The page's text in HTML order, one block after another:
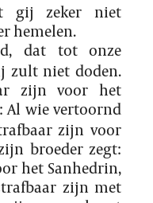
gij zeker niet
hemelen.
dat tot onze
zult niet doden.
zijn voor het
Al wie vertoornd
zijn voor
broeder zegt:
het Sanhedrin,
zijn met